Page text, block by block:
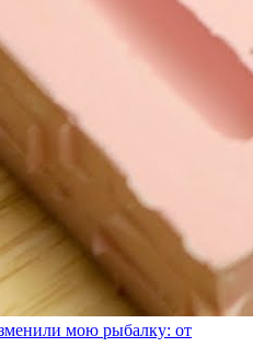
мою рыбалку: от